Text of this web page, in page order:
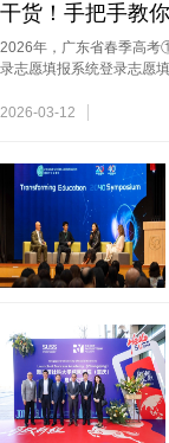
干货！手把手教
2026年，广东省春季高
录志愿填报系统登录志愿
2026-03-12